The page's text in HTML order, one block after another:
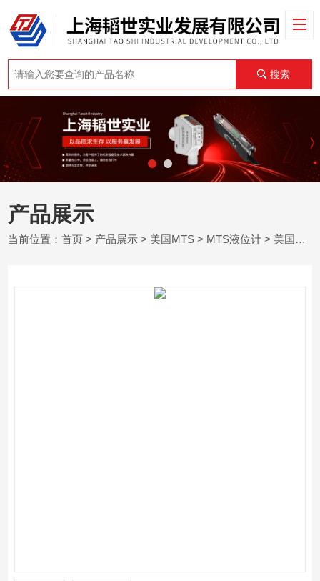
搜索
产品展示
当前位置：首页 > 产品展示 > 美国MTS > MTS液位计 > 美国MTS液位计上海韬世